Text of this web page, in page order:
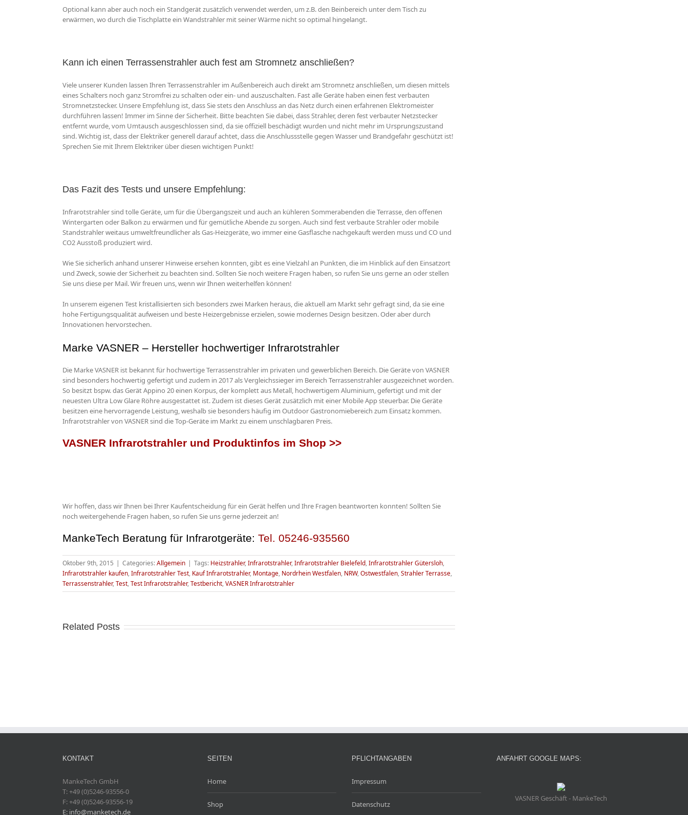
Optional kann aber auch noch ein Standgerät zusätzlich verwendet werden, um z.B. den Beinbereich unter dem Tisch zu
erwärmen, wo durch die Tischplatte ein Wandstrahler mit seiner Wärme nicht so optimal hingelangt.
Kann ich einen Terrassenstrahler auch fest am Stromnetz anschließen?
Viele unserer Kunden lassen Ihren Terrassenstrahler im Außenbereich auch direkt am Stromnetz anschließen, um diesen mittels
eines Schalters noch ganz Stromfrei zu schalten oder ein- und auszuschalten. Fast alle Geräte haben einen fest verbauten
Stromnetzstecker. Unsere Empfehlung ist, dass Sie stets den Anschluss an das Netz durch einen erfahrenen Elektromeister
durchführen lassen! Immer im Sinne der Sicherheit. Bitte beachten Sie dabei, dass Strahler, deren fest verbauter Netzstecker
entfernt wurde, vom Umtausch ausgeschlossen sind, da sie offiziell beschädigt wurden und nicht mehr im Ursprungszustand
sind. Wichtig ist, dass der Elektriker generell darauf achtet, dass die Anschlussstelle gegen Wasser und Brandgefahr geschützt ist!
Sprechen Sie mit Ihrem Elektriker über diesen wichtigen Punkt!
Das Fazit des Tests und unsere Empfehlung:
Infrarotstrahler sind tolle Geräte, um für die Übergangszeit und auch an kühleren Sommerabenden die Terrasse, den offenen
Wintergarten oder Balkon zu erwärmen und für gemütliche Abende zu sorgen. Auch sind fest verbaute Strahler oder mobile
Standstrahler weitaus umweltfreundlicher als Gas-Heizgeräte, wo immer eine Gasflasche nachgekauft werden muss und CO und
CO2 Ausstoß produziert wird.
Wie Sie sicherlich anhand unserer Hinweise ersehen konnten, gibt es eine Vielzahl an Punkten, die im Hinblick auf den Einsatzort
und Zweck, sowie der Sicherheit zu beachten sind. Sollten Sie noch weitere Fragen haben, so rufen Sie uns gerne an oder stellen
Sie uns diese per Mail. Wir freuen uns, wenn wir Ihnen weiterhelfen können!
In unserem eigenen Test kristallisierten sich besonders zwei Marken heraus, die aktuell am Markt sehr gefragt sind, da sie eine
hohe Fertigungsqualität aufweisen und beste Heizergebnisse erzielen, sowie modernes Design besitzen. Oder aber durch
Innovationen hervorstechen.
Marke VASNER – Hersteller hochwertiger Infrarotstrahler
Die Marke VASNER ist bekannt für hochwertige Terrassenstrahler im privaten und gewerblichen Bereich. Die Geräte von VASNER
sind besonders hochwertig gefertigt und zudem in 2017 als Vergleichssieger im Bereich Terrassenstrahler ausgezeichnet worden.
So besitzt bspw. das Gerät Appino 20 einen Korpus, der komplett aus Metall, hochwertigem Aluminium, gefertigt und mit der
neuesten Ultra Low Glare Röhre ausgestattet ist. Zudem ist dieses Gerät zusätzlich mit einer Mobile App steuerbar. Die Geräte
besitzen eine hervorragende Leistung, weshalb sie besonders häufig im Outdoor Gastronomiebereich zum Einsatz kommen.
Infrarotstrahler von VASNER sind die Top-Geräte im Markt zu einem unschlagbaren Preis.
VASNER Infrarotstrahler und Produktinfos im Shop >>
Wir hoffen, dass wir Ihnen bei Ihrer Kaufentscheidung für ein Gerät helfen und Ihre Fragen beantworten konnten! Sollten Sie
noch weitergehende Fragen haben, so rufen Sie uns gerne jederzeit an!
MankeTech Beratung für Infrarotgeräte: Tel. 05246-935560
Oktober 9th, 2015 | Categories:Allgemein | Tags: Heizstrahler,Infrarotstrahler,Infrarotstrahler Bielefeld,Infrarotstrahler Gütersloh,
Infrarotstrahler kaufen,Infrarotstrahler Test, Kauf Infrarotstrahler, Montage, Nordrhein Westfalen, NRW,Ostwestfalen,Strahler Terrasse,
Terrassenstrahler,Test,Test Infrarotstrahler,Testbericht,VASNER Infrarotstrahler
Related Posts
KONTAKT
MankeTech GmbH
T: +49 (0)5246-93556-0
F: +49 (0)5246-93556-19
E: info@manketech.de
SEITEN
Home
Shop
PFLICHTANGABEN
Impressum
Datenschutz
ANFAHRT GOOGLE MAPS:
VASNER Geschäft - MankeTech